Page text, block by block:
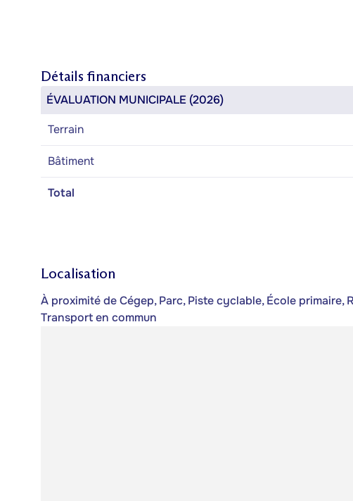
Détails financiers
ÉVALUATION MUNICIPALE (2026)
Terrain
Bâtiment
Total
Localisation
À proximité de Cégep, Parc, Piste cyclable, École primaire,
Transport en commun